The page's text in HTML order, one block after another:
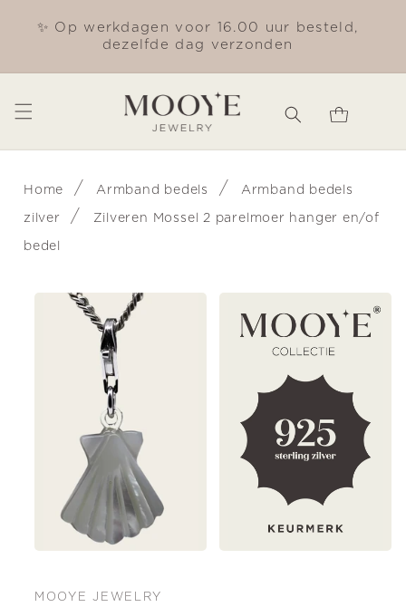
naar de
✨ Op werkdagen voor 16.00 uur besteld,
dezelfde dag verzonden
Winkelwagen
Home /Armband bedels / Armband bedels
zilver / Zilveren Mossel 2 parelmoer hanger en/of
bedel
Ga direct naar
productinformatie
MOOYE JEWELRY